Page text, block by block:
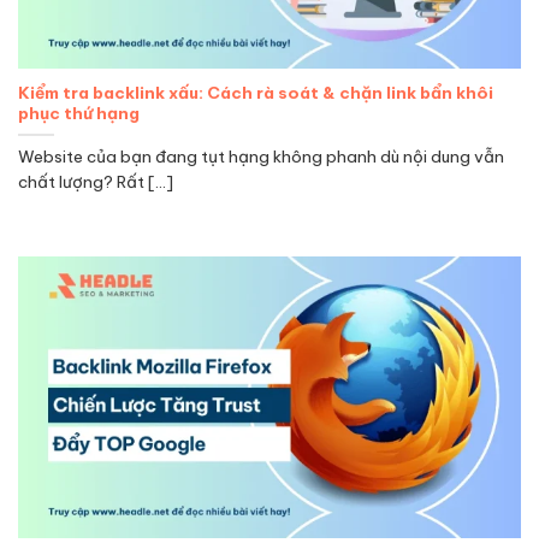
Kiểm tra backlink xấu: Cách rà soát & chặn link bẩn khôi
phục thứ hạng
Website của bạn đang tụt hạng không phanh dù nội dung vẫn
chất lượng? Rất [...]